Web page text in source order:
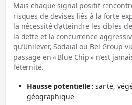
Mais chaque signal positif
risques de devises liés à la forte
la nécessité d’atteindre les cibles
la dette et la concurrence
qu’Unilever, Sodaïal ou Bel Group
passage en « Blue Chip » n’est
l’éternité.
Hausse potentielle : santé,
géographique